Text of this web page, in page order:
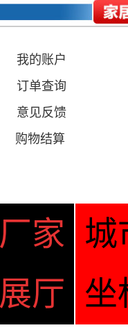
我的账户
订单查询
意见反馈
购物结算
厂家
展厅
城
坐